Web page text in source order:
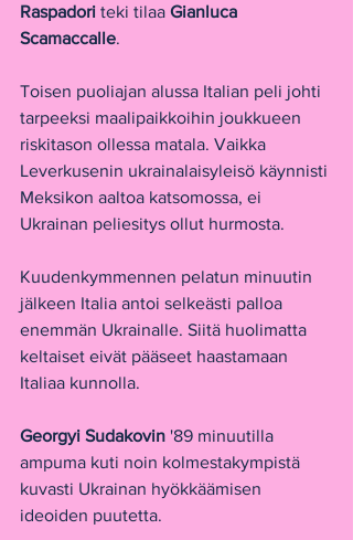
Raspadori teki tilaa Gianluca
Scamaccalle.
Toisen puoliajan alussa Italian peli johti
tarpeeksi maalipaikkoihin joukkueen
riskitason ollessa matala. Vaikka
Leverkusenin ukrainalaisyleisö käynnisti
Meksikon aaltoa katsomossa, ei
Ukrainan peliesitys ollut hurmosta.
Kuudenkymmennen pelatun minuutin
jälkeen Italia antoi selkeästi palloa
enemmän Ukrainalle. Siitä huolimatta
keltaiset eivät pääseet haastamaan
Italiaa kunnolla.
Georgyi Sudakovin '89 minuutilla
ampuma kuti noin kolmestakympistä
kuvasti Ukrainan hyökkäämisen
ideoiden puutetta.